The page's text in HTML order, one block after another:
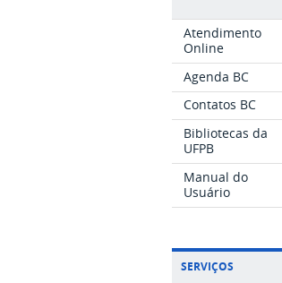
Atendimento
Online
Agenda BC
Contatos BC
Bibliotecas da
UFPB
Manual do
Usuário
SERVIÇOS